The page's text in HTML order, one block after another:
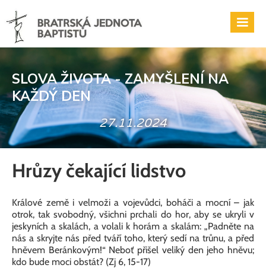
SLOVA ŽIVOTA - ZAMYŠLENÍ NA
KAŽDÝ DEN
27.11.2024
Hrůzy čekající lidstvo
Králové země i velmoži a vojevůdci, boháči a mocní – jak
otrok, tak svobodný, všichni prchali do hor, aby se ukryli v
jeskyních a skalách, a volali k horám a skalám: „Padněte na
nás a skryjte nás před tváří toho, který sedí na trůnu, a před
hněvem Beránkovým!“ Neboť přišel veliký den jeho hněvu;
kdo bude moci obstát? (Zj 6, 15-17)